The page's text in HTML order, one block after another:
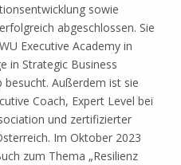
sowie
abgeschlossen. Sie
Executive Academy in
in Strategic Business
besucht. Außerdem ist sie
Coach, Expert Level bei
und zertifizierter
Im Oktober 2023
zum Thema „Resilienz